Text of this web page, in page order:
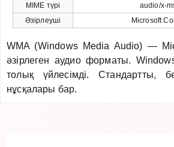
MIME түрі
audio/x-
Әзірлеуші
Microsoft
WMA (Windows Media Audio) —
әзірлеген аудио форматы.
толық үйлесімді. Стандартты,
нұсқалары бар.